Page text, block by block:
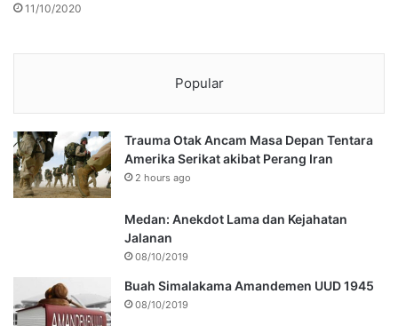
11/10/2020
Popular
Trauma Otak Ancam Masa Depan Tentara
Amerika Serikat akibat Perang Iran
2 hours ago
Medan: Anekdot Lama dan Kejahatan
Jalanan
08/10/2019
Buah Simalakama Amandemen UUD 1945
08/10/2019